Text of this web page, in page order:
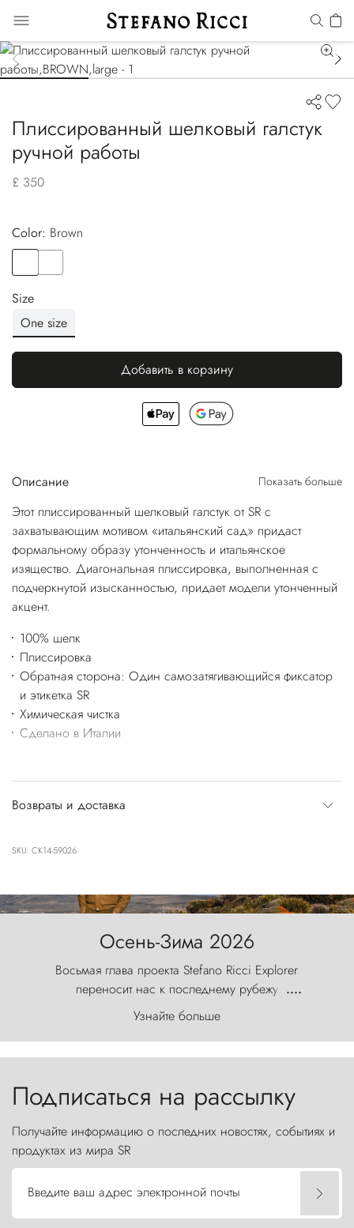
Плиссированный шелковый галстук
ручной работы
£ 350
Color:
brown
Size
One size
Добавить в корзину
Описание Показать больше
Этот плиссированный шелковый галстук от SR с
захватывающим мотивом «итальянский сад» придаст
формальному образу утонченность и итальянское
изящество. Диагональная плиссировка, выполненная с
подчеркнутой изысканностью, придает модели утонченный
акцент.
100% шелк
Плиссировка
Обратная сторона: Один самозатягивающийся фиксатор
и этикетка SR
Химическая чистка
Сделано в Италии
Возвраты и доставка
SKU: CK14-59026
Осень-Зима 2026
Восьмая глава проекта Stefano Ricci Explorer
переносит нас к последнему рубежу
первозданного мира, где ветер с
первобытной яростью ваяет ландшафт, а пики
Торрес-дель-Пайне, словно каменные стражи,
....
Узнайте больше
Подписаться на рассылку
Получайте информацию о последних новостях, событиях и
продуктах из мира SR
Введите ваш адрес электронной почты